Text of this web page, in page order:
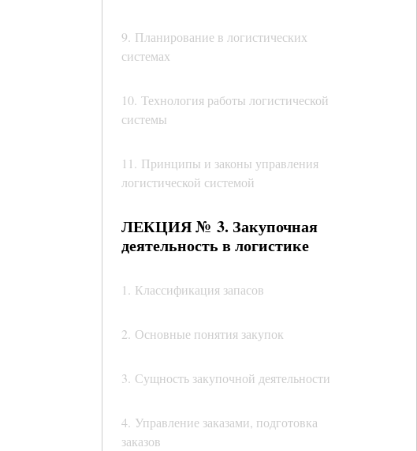
9. Планирование в логистических
системах
10. Технология работы логистической
системы
11. Принципы и законы управления
логистической системой
ЛЕКЦИЯ № 3. Закупочная
деятельность в логистике
1. Классификация запасов
2. Основные понятия закупок
3. Сущность закупочной деятельности
4. Управление заказами, подготовка
заказов